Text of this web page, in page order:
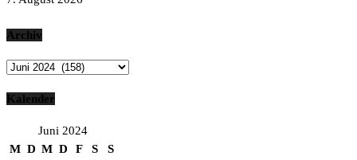
Archiv
Archiv
Kalender
Juni 2024
M D M D F S
S